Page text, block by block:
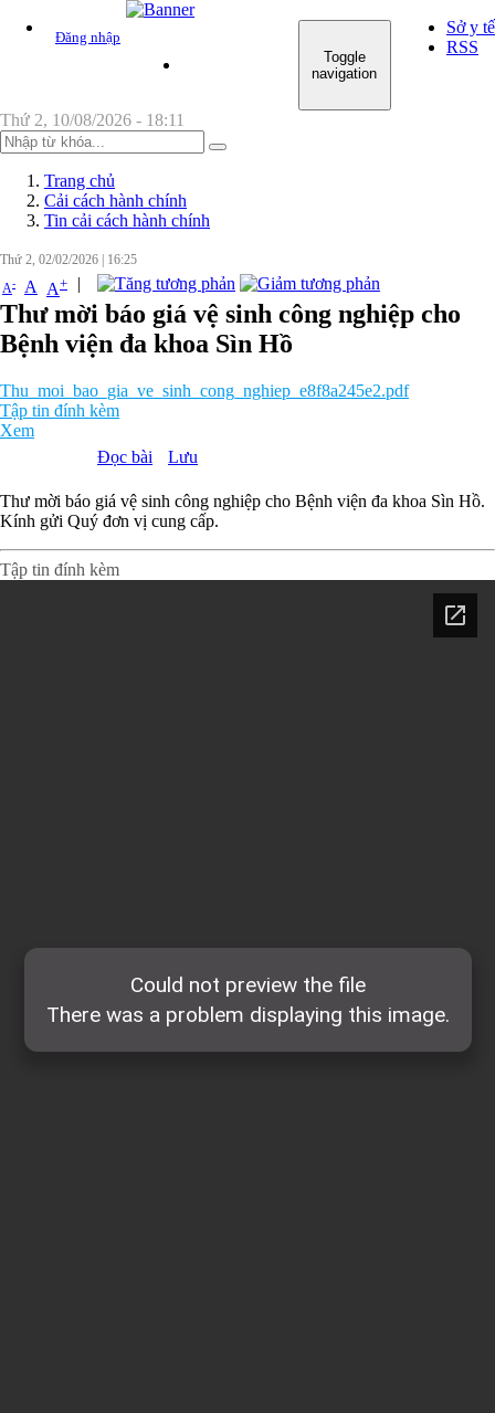
Đăng nhập
Sở y tế
RSS
GIỚI THIỆU CHUNG
Toggle
navigation
Thứ 2, 10/08/2026 - 18:11
Trang chủ
Cải cách hành chính
Tin cải cách hành chính
Thứ 2, 02/02/2026
16:25
A- A A+ |
Thư mời báo giá vệ sinh công nghiệp cho
Bệnh viện đa khoa Sìn Hồ
Thu_moi_bao_gia_ve_sinh_cong_nghiep_e8f8a245e2.pdf
Tập tin đính kèm
Xem
Đọc bài
Lưu
Thư mời báo giá vệ sinh công nghiệp cho Bệnh viện đa khoa Sìn Hồ.
Kính gửi Quý đơn vị cung cấp.
Tập tin đính kèm